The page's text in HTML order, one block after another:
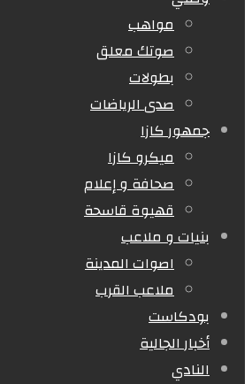
مواهب
صوتك معلق
بطولات
صدى الرياضات
جمهور كازا
ميكرو كازا
صحافة و إعلام
قهيوة قاسحة
بنيات و ملاعب
اصوات المدينة
ملاعب القرب
بودكاست
أخبار الجالية
النادي